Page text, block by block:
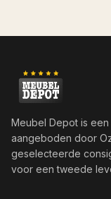
Meubel Depot is
aangeboden door
geselecteerde
voor een tweede